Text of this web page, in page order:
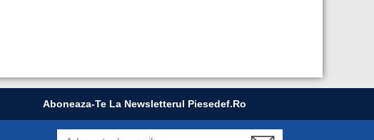
Aboneaza-Te La Newsletterul Piesedef.ro